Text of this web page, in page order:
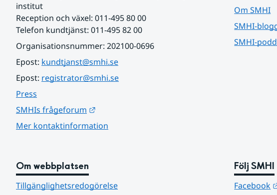
institut
Reception och växel: 011-495 80 00
Telefon kundtjänst: 011-495 82 00
Organisationsnummer: 202100-0696
Epost: kundtjanst@smhi.se
Epost: registrator@smhi.se
Press
SMHIs frågeforum
Mer kontaktinformation
Om SMHI
SMHI-
SMHI-
Om webbplatsen
Tillgänglighetsredogörelse
Följ SMHI
Facebook